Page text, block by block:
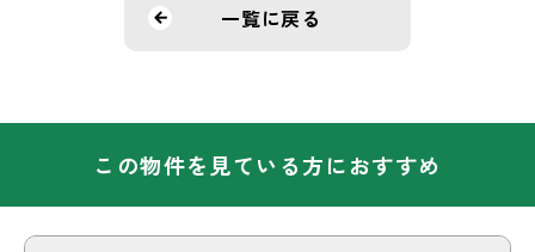
一覧に戻る
この物件を見ている方におすすめ